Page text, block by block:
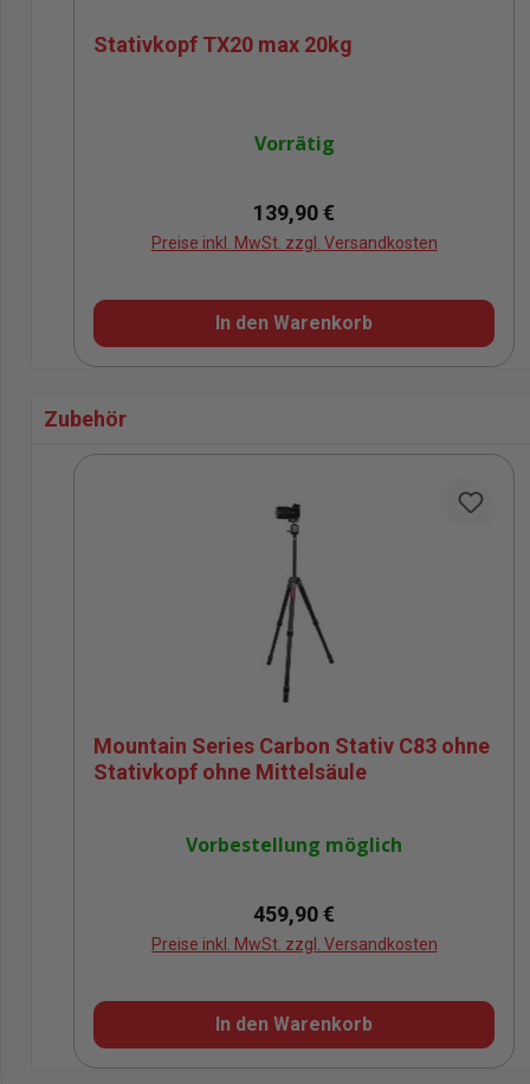
Stativkopf TX20 max 20kg
Vorrätig
Regulärer Preis:
139,90 €
Preise inkl. MwSt. zzgl. Versandkosten
In den Warenkorb
Zubehör
Produktgalerie überspringen
Mountain Series Carbon Stativ C83 ohne
Stativkopf ohne Mittelsäule
Vorbestellung möglich
Regulärer Preis:
459,90 €
Preise inkl. MwSt. zzgl. Versandkosten
In den Warenkorb